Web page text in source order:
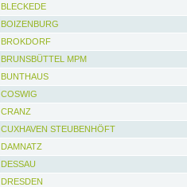
BLECKEDE
BOIZENBURG
BROKDORF
BRUNSBÜTTEL MPM
BUNTHAUS
COSWIG
CRANZ
CUXHAVEN STEUBENHÖFT
DAMNATZ
DESSAU
DRESDEN